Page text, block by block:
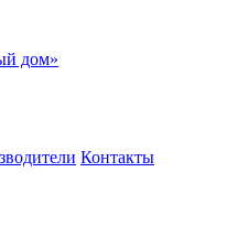
дом»
Контакты